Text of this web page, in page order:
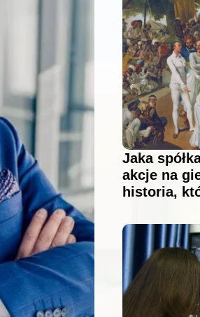
Jaka
akcje na
historia,